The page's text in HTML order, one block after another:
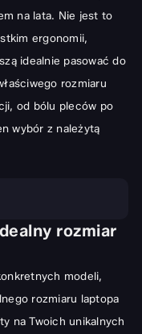
na lata. Nie jest to
ergonomii,
idealnie pasować do
rozmiaru
od bólu pleców po
wybór z należytą
laptopa
balans
rozmiar
modeli,
rozmiaru laptopa
na Twoich unikalnych